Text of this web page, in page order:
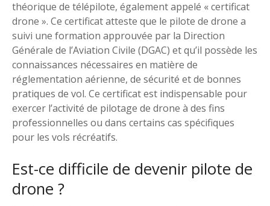
théorique de télépilote, également appelé « certificat
drone ». Ce certificat atteste que le pilote de drone a
suivi une formation approuvée par la Direction
Générale de l’Aviation Civile (DGAC) et qu’il possède les
connaissances nécessaires en matière de
réglementation aérienne, de sécurité et de bonnes
pratiques de vol. Ce certificat est indispensable pour
exercer l’activité de pilotage de drone à des fins
professionnelles ou dans certains cas spécifiques
pour les vols récréatifs.
Est-ce difficile de devenir pilote de
drone ?